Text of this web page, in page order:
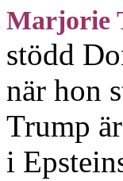
Marjorie
stödd
när hon
Trump
i